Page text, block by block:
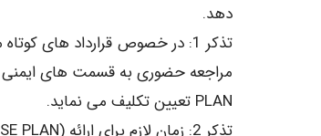
دهد.
PLAN تعیین تکلیف می نماید.
تذکر 2: زمان لازم برای ارائه (HSE PLAN) پس از ابلاغ قرارداد و شروع فعالیت های اجرایی حداکثر 11 روز می باشد.